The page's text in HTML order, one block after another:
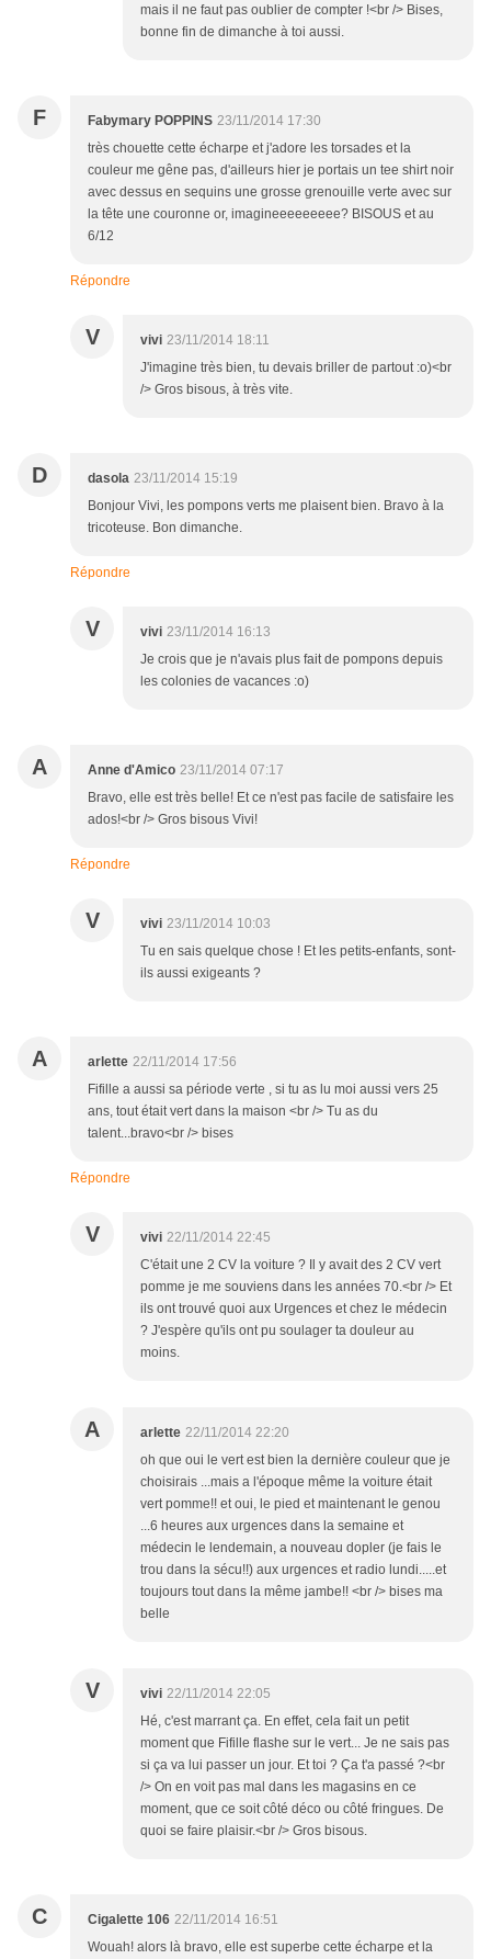
mais il ne faut pas oublier de compter !<br /> Bises,
bonne fin de dimanche à toi aussi.
F Fabymary POPPINS 23/11/2014 17:30
très chouette cette écharpe et j'adore les torsades et la
couleur me gêne pas, d'ailleurs hier je portais un tee shirt noir
avec dessus en sequins une grosse grenouille verte avec sur
la tête une couronne or, imagineeeeeeeee? BISOUS et au
6/12
Répondre
V vivi 23/11/2014 18:11
J'imagine très bien, tu devais briller de partout :o)<br
/> Gros bisous, à très vite.
D dasola 23/11/2014 15:19
Bonjour Vivi, les pompons verts me plaisent bien. Bravo à la
tricoteuse. Bon dimanche.
Répondre
V vivi 23/11/2014 16:13
Je crois que je n'avais plus fait de pompons depuis
les colonies de vacances :o)
A Anne d'Amico 23/11/2014 07:17
Bravo, elle est très belle! Et ce n'est pas facile de satisfaire les
ados!<br /> Gros bisous Vivi!
Répondre
V vivi 23/11/2014 10:03
Tu en sais quelque chose ! Et les petits-enfants, sont-
ils aussi exigeants ?
A arlette 22/11/2014 17:56
Fifille a aussi sa période verte , si tu as lu moi aussi vers 25
ans, tout était vert dans la maison <br /> Tu as du
talent...bravo<br /> bises
Répondre
V vivi 22/11/2014 22:45
C'était une 2 CV la voiture ? Il y avait des 2 CV vert
pomme je me souviens dans les années 70.<br /> Et
ils ont trouvé quoi aux Urgences et chez le médecin
? J'espère qu'ils ont pu soulager ta douleur au
moins.
A arlette 22/11/2014 22:20
oh que oui le vert est bien la dernière couleur que je
choisirais ...mais a l'époque même la voiture était
vert pomme!! et oui, le pied et maintenant le genou
...6 heures aux urgences dans la semaine et
médecin le lendemain, a nouveau dopler (je fais le
trou dans la sécu!!) aux urgences et radio lundi.....et
toujours tout dans la même jambe!! <br /> bises ma
belle
V vivi 22/11/2014 22:05
Hé, c'est marrant ça. En effet, cela fait un petit
moment que Fifille flashe sur le vert... Je ne sais pas
si ça va lui passer un jour. Et toi ? Ça t'a passé ?<br
/> On en voit pas mal dans les magasins en ce
moment, que ce soit côté déco ou côté fringues. De
quoi se faire plaisir.<br /> Gros bisous.
C Cigalette 106 22/11/2014 16:51
Wouah! alors là bravo, elle est superbe cette écharpe et la